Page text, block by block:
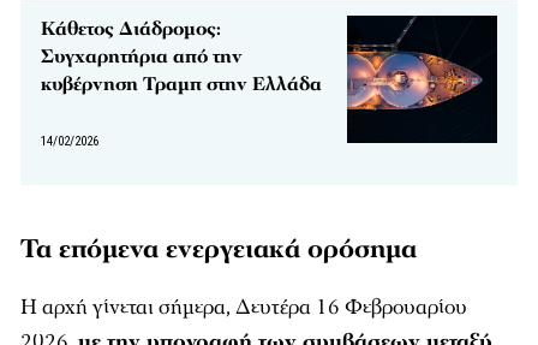
Κάθετος Διάδρομος:
Συγχαρητήρια από την
κυβέρνηση Τραμπ στην Ελλάδα
14/02/2026
Τα επόμενα ενεργειακά ορόσημα
Η αρχή γίνεται σήμερα, Δευτέρα 16 Φεβρουαρίου